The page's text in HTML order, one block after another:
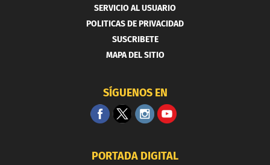
SERVICIO AL USUARIO
POLITICAS DE PRIVACIDAD
SUSCRIBETE
MAPA DEL SITIO
SÍGUENOS EN
PORTADA DIGITAL